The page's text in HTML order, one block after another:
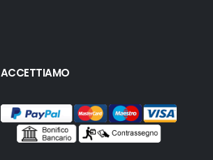
ACCETTIAMO